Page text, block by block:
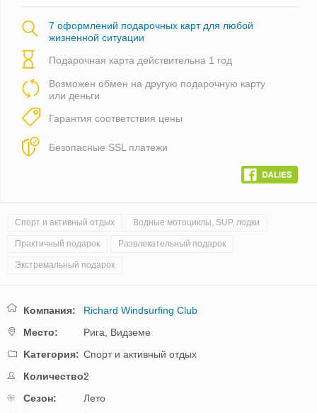
7 оформлений подарочных карт для любой
жизненной ситуации
Подарочная карта действительна 1 год
Возможен обмен на другую подарочную карту
или деньги
Гарантия соответствия цены
Безопасные SSL платежи
Спорт и активный отдых Водные мотоциклы, SUP, лодки
Практичный подарок Развлекательный подарок
Экстремальный подарок
Компания:
Richard Windsurfing Club
Mестo:
Рига,
Видземе
Kатегория: Спорт и активный отдых
Количество:2
Cезон:
Лето